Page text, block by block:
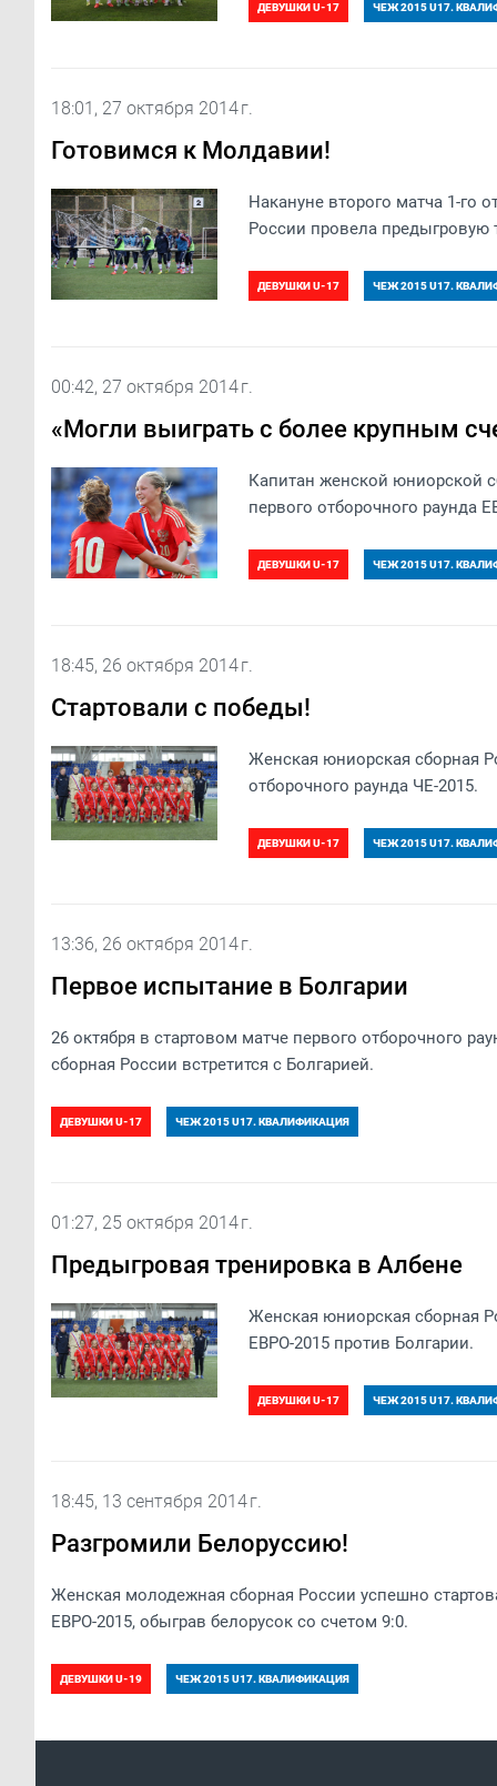
ДЕВУШКИ U-17 ЧЕЖ 2015 U17.
18:01, 27 октября 2014 г.
Готовимся к Молдавии!
Накануне второго матча 1-го
России провела предыгровую
ДЕВУШКИ U-17 ЧЕЖ 2015 U17.
00:42, 27 октября 2014 г.
«Могли выиграть с более крупным
Капитан женской юниорской
первого отборочного раунда
ДЕВУШКИ U-17 ЧЕЖ 2015 U17.
18:45, 26 октября 2014 г.
Стартовали с победы!
Женская юниорская сборная
отборочного раунда ЧЕ-2015.
ДЕВУШКИ U-17 ЧЕЖ 2015 U17.
13:36, 26 октября 2014 г.
Первое испытание в Болгарии
26 октября в стартовом матче первого отборочного
сборная России встретится с Болгарией.
ДЕВУШКИ U-17 ЧЕЖ 2015 U17. КВАЛИФИКАЦИЯ
01:27, 25 октября 2014 г.
Предыгровая тренировка в Албене
Женская юниорская сборная
ЕВРО-2015 против Болгарии.
ДЕВУШКИ U-17 ЧЕЖ 2015 U17.
18:45, 13 сентября 2014 г.
Разгромили Белоруссию!
Женская молодежная сборная России успешно
ЕВРО-2015, обыграв белорусок со счетом 9:0.
ДЕВУШКИ U-19 ЧЕЖ 2015 U17. КВАЛИФИКАЦИЯ